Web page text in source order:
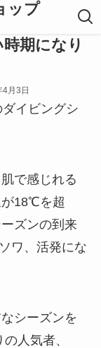
ップ
期になり
月3日
イビングシ
で感じれる
が18℃を超
ズンの到来
ワ、活発にな
なシーズンを
人気者、